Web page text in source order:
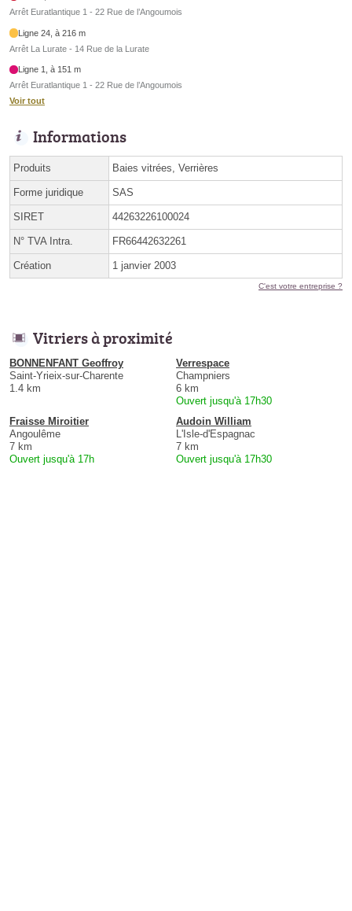
Arrêt Euratlantique 1 - 22 Rue de l’Angoumois
Ligne 24, à 216 m
Arrêt La Lurate - 14 Rue de la Lurate
Ligne 1, à 151 m
Arrêt Euratlantique 1 - 22 Rue de l’Angoumois
Voir tout
Informations
Produits Baies vitrées, Verrières
Forme juridique SAS
SIRET 44263226100024
N° TVA Intra. FR66442632261
Création 1 janvier 2003
C'est votre entreprise ?
Vitriers à proximité
BONNENFANT Geoffroy
Saint-Yrieix-sur-Charente
1.4 km
Verrespace
Champniers
6 km
Ouvert jusqu'à 17h30
Fraisse Miroitier
Angoulême
7 km
Ouvert jusqu'à 17h
Audoin William
L'Isle-d'Espagnac
7 km
Ouvert jusqu'à 17h30